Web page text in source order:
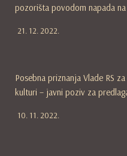
pozorišta povodom napada
21. 12. 2022.
Posebna priznanja Vlade RS
kulturi – javni poziv za
10. 11. 2022.